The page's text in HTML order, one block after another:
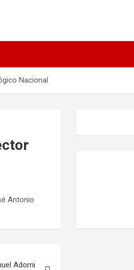
Nacional
Antonio
Adorni